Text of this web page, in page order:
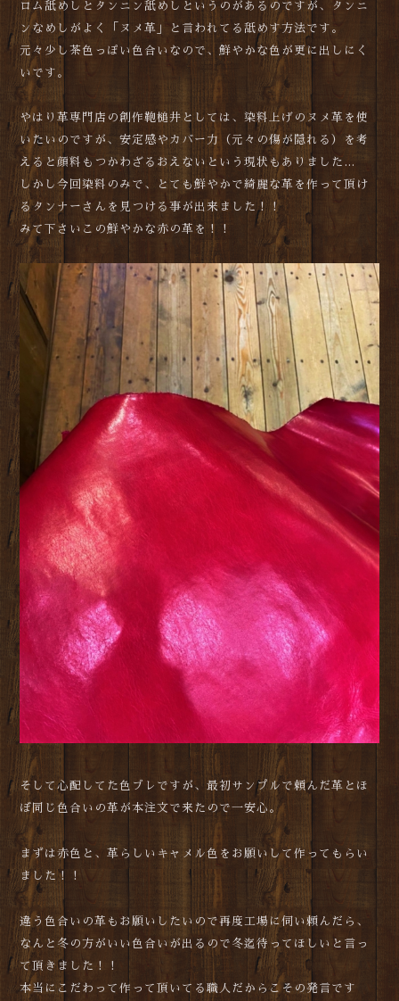
ロム舐めしとタンニン舐めしというのがあるのですが、タンニ
ンなめしがよく「ヌメ革」と言われてる舐めす方法です。
元々少し茶色っぽい色合いなので、鮮やかな色が更に出しにく
いです。
やはり革専門店の創作鞄槌井としては、染料上げのヌメ革を使
いたいのですが、安定感やカバー力（元々の傷が隠れる）を考
えると顔料もつかわざるおえないという現状もありました…
しかし今回染料のみで、とても鮮やかで綺麗な革を作って頂け
るタンナーさんを見つける事が出来ました！！
みて下さいこの鮮やかな赤の革を！！
そして心配してた色ブレですが、最初サンプルで頼んだ革とほ
ぼ同じ色合いの革が本注文で来たので一安心。
まずは赤色と、革らしいキャメル色をお願いして作ってもらい
ました！！
違う色合いの革もお願いしたいので再度工場に伺い頼んだら、
なんと冬の方がいい色合いが出るので冬迄待ってほしいと言っ
て頂きました！！
本当にこだわって作って頂いてる職人だからこその発言です